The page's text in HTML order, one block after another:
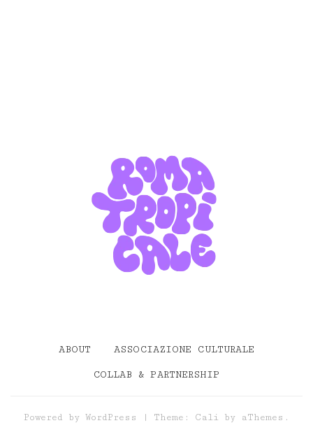
ABOUT ASSOCIAZIONE CULTURALE
COLLAB & PARTNERSHIP
Powered by WordPress | Theme: Cali by aThemes.